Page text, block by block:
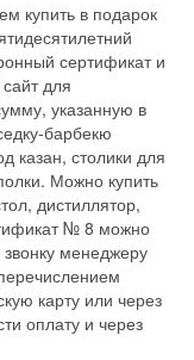
купить в подарок
сертификат и
для
указанную в
барбекю
казан, столики для
Можно купить
дистиллятор,
№ 8 можно
менеджеру
карту или через
оплату и через